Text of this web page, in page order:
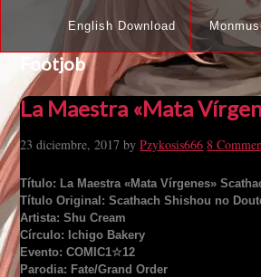
English Download
Footjob
La Maestra «Mata
23 diciembre, 2017 byPzykosis666 8
Título: La Maestra «Mata Vírgenes»
Título Original: Scathach Shishou no
Artista: Shu Cream
Círculo: Ichigo Bakery
Evento: COMIC1☆12
Parodia: Fate/Grand Order